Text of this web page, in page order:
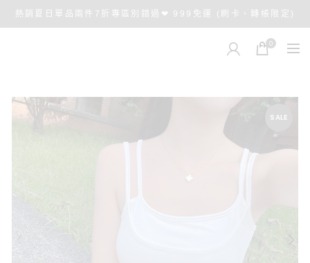
熱銷夏日單品兩件7折專區別錯過❤ 999免運 (刷卡、轉帳限定)
0
SALE